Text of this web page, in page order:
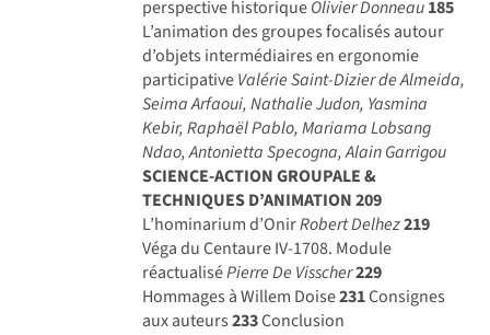
perspective historiqueOlivier Donneau185
L’animation des groupes focalisés autour
d’objets intermédiaires en ergonomie
participativeValérie Saint-Dizier de Almeida,
Seima Arfaoui, Nathalie Judon, Yasmina
Kebir, Raphaël Pablo, Mariama Lobsang
Ndao, Antonietta Specogna, Alain Garrigou
SCIENCE-ACTION GROUPALE &
TECHNIQUES D’ANIMATION209
L’hominarium d’OnirRobert Delhez219
Véga du Centaure IV-1708. Module
réactualiséPierre De Visscher229
Hommages à Willem Doise231Consignes
aux auteurs233Conclusion